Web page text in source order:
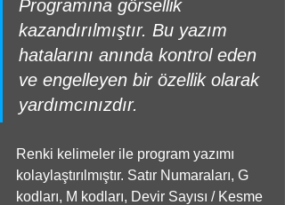
Programına görsellik
kazandırılmıştır. Bu yazım
hatalarını anında kontrol eden
ve engelleyen bir özellik olarak
yardımcınızdır.
Renki kelimeler ile program yazımı
kolaylaştırılmıştır. Satır Numaraları, G
kodları, M kodları, Devir Sayısı / Kesme